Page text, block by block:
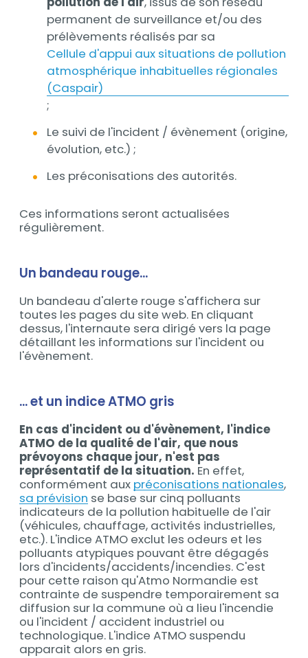
permanent de surveillance et/ou des
prélèvements réalisés par sa
Cellule d'appui aux situations de pollution
atmosphérique inhabituelles régionales
(Caspair)
;
Le suivi de l'incident / évènement (origine,
évolution, etc.) ;
Les préconisations des autorités.
Ces informations seront actualisées
régulièrement.
Un bandeau rouge...
Un bandeau d'alerte rouge s'affichera sur
toutes les pages du site web. En cliquant
dessus, l'internaute sera dirigé vers la page
détaillant les informations sur l'incident ou
l'évènement.
... et un indice ATMO gris
En cas d'incident ou d'évènement, l'indice
ATMO de la qualité de l'air, que nous
prévoyons chaque jour, n'est pas
représentatif de la situation. En effet,
conformément aux préconisations nationales,
sa prévision se base sur cinq polluants
indicateurs de la pollution habituelle de l'air
(véhicules, chauffage, activités industrielles,
etc.). L'indice ATMO exclut les odeurs et les
polluants atypiques pouvant être dégagés
lors d'incidents/accidents/incendies. C'est
pour cette raison qu'Atmo Normandie est
contrainte de suspendre temporairement sa
diffusion sur la commune où a lieu l'incendie
ou l'incident / accident industriel ou
technologique. L'indice ATMO suspendu
apparait alors en gris.